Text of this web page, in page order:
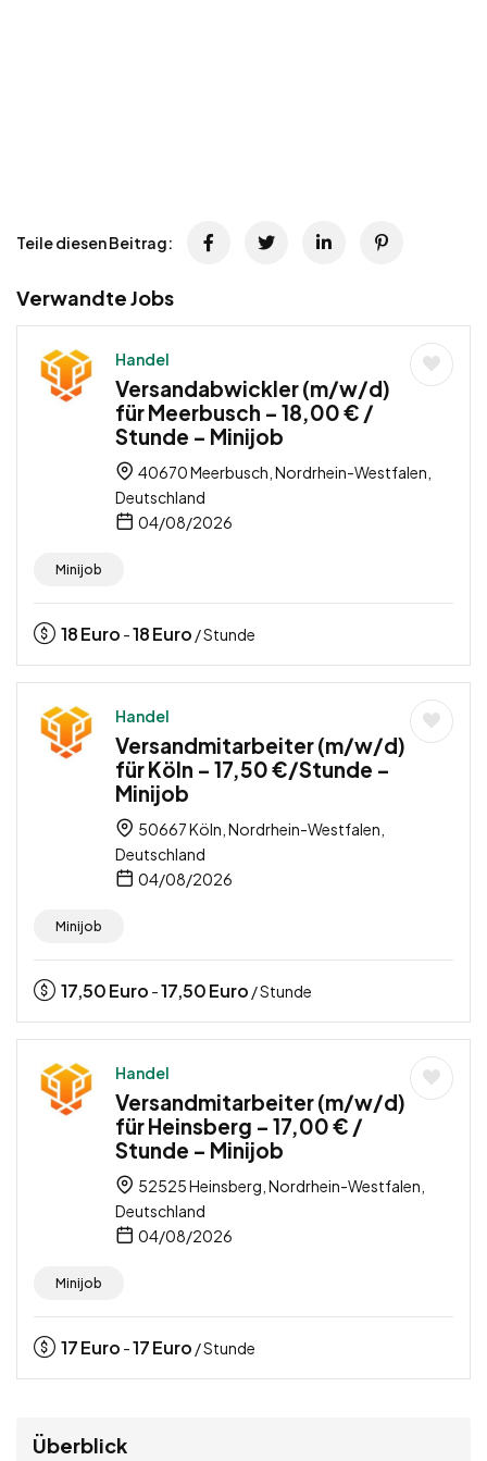
Teile diesen Beitrag:
Verwandte Jobs
Handel
Versandabwickler (m/w/d)
für Meerbusch – 18,00 € /
Stunde – Minijob
40670 Meerbusch, Nordrhein-Westfalen,
Deutschland
04/08/2026
Minijob
18Euro -18Euro / Stunde
Handel
Versandmitarbeiter (m/w/d)
für Köln – 17,50 €/Stunde –
Minijob
50667 Köln, Nordrhein-Westfalen,
Deutschland
04/08/2026
Minijob
17,50Euro -17,50Euro / Stunde
Handel
Versandmitarbeiter (m/w/d)
für Heinsberg – 17,00 € /
Stunde – Minijob
52525 Heinsberg, Nordrhein-Westfalen,
Deutschland
04/08/2026
Minijob
17Euro -17Euro / Stunde
Überblick